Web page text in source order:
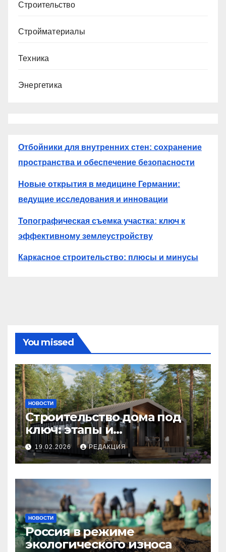
Строительство
Стройматериалы
Техника
Энергетика
Отбойники для внутренних стен: сохранение
пространства и обеспечение безопасности
Новые открытия в медицине Германии:
ведущие исследования и инновации
Топографическая съемка участка: ключ к
эффективному землеустройству
Каркасное строительство: плюсы и минусы
You missed
НОВОСТИ
Строительство дома под
ключ: этапы и
планирование бюджета
19.02.2026 РЕДАКЦИЯ
НОВОСТИ
Россия в режиме
экологического износа